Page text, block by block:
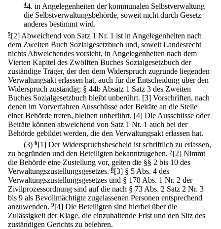
44. in Angelegenheiten der kommunalen Selbstverwaltung
die Selbstverwaltungsbehörde, soweit nicht durch Gesetz
anderes bestimmt wird.
5[2] Abweichend von Satz 1 Nr. 1 ist in Angelegenheiten nach
dem Zweiten Buch Sozialgesetzbuch und, soweit Landesrecht
nichts Abweichendes vorsieht, in Angelegenheiten nach dem
Vierten Kapitel des Zwölften Buches Sozialgesetzbuch der
zuständige Träger, der den dem Widerspruch zugrunde liegenden
Verwaltungsakt erlassen hat, auch für die Entscheidung über den
Widerspruch zuständig; § 44b Absatz 1 Satz 3 des Zweiten
Buches Sozialgesetzbuch bleibt unberührt. [3] Vorschriften, nach
denen im Vorverfahren Ausschüsse oder Beiräte an die Stelle
einer Behörde treten, bleiben unberührt. [4] Die Ausschüsse oder
Beiräte können abweichend von Satz 1 Nr. 1 auch bei der
Behörde gebildet werden, die den Verwaltungsakt erlassen hat.
(3) 6[1] Der Widerspruchsbescheid ist schriftlich zu erlassen,
zu begründen und den Beteiligten bekanntzugeben. 7[2] Nimmt
die Behörde eine Zustellung vor, gelten die §§ 2 bis 10 des
Verwaltungszustellungsgesetzes. 8[3] § 5 Abs. 4 des
Verwaltungszustellungsgesetzes und § 178 Abs. 1 Nr. 2 der
Zivilprozessordnung sind auf die nach § 73 Abs. 2 Satz 2 Nr. 3
bis 9 als Bevollmächtigte zugelassenen Personen entsprechend
anzuwenden. 9[4] Die Beteiligten sind hierbei über die
Zulässigkeit der Klage, die einzuhaltende Frist und den Sitz des
zuständigen Gerichts zu belehren.